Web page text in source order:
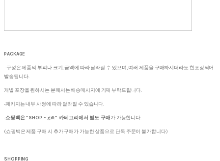
PACKAGE
-구성은 제품의 부피나 크기, 금액에 따라 달라질 수 있으며, 여러 제품을 구매하시더라도 합포장되어
발송됩니다.
개별 포장을 원하시는 분께서는 배송메시지에 기재 부탁드립니다.
-패키지는 내부 사정에 따라 달라질 수 있습니다.
-쇼핑백은 "SHOP - gift" 카테고리에서 별도 구매 가 가능합니다.
(쇼핑백은 제품 구매 시 추가 구매가 가능한 상품으로 단독 주문이 불가합니다)
SHOPPING